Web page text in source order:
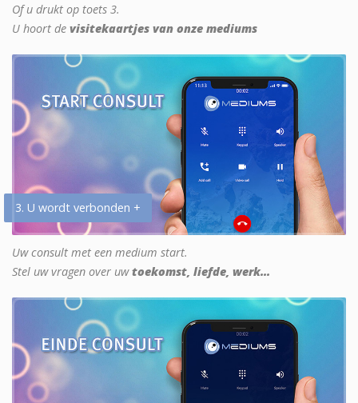
Of u drukt op toets 3.
U hoort de visitekaartjes van onze mediums
3. U wordt verbonden +
Uw consult met een medium start.
Stel uw vragen over uwtoekomst, liefde, werk...